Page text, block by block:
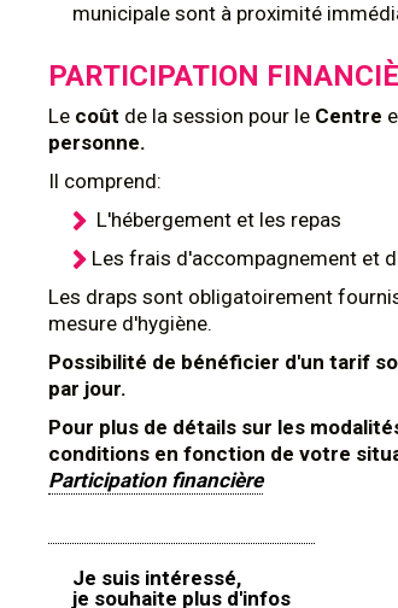
municipale sont à proximité
PARTICIPATION
Le coût de la session pour le Centre
personne.
Il comprend:
L'hébergement et les repas
Les frais d'accompagnement et
Les draps sont obligatoirement
mesure d'hygiène.
Possibilité de bénéficier d'un tarif
par jour.
Pour plus de détails sur les
conditions en fonction de votre
Participation financière
Je suis intéressé,
je souhaite plus d'infos